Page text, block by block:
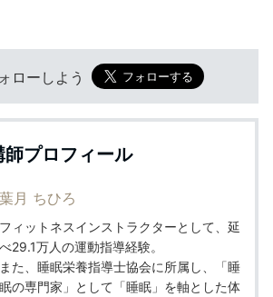
ローしよう
師プロフィール
葉月 ちひろ
フィットネスインストラクターとして、延
べ29.1万人の運動指導経験。
また、睡眠栄養指導士協会に所属し、「睡
眠の専門家」として「睡眠」を軸とした体